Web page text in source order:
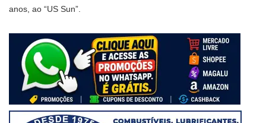
anos, ao “US Sun”.